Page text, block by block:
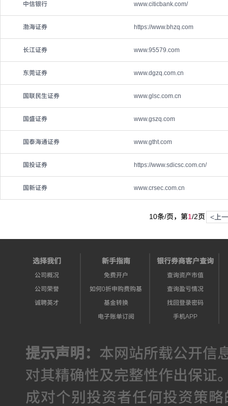
中信银行 www.citicbank.com/
渤海证券 https://www.bhzq.com
长江证券 www.95579.com
东莞证券 www.dgzq.com.cn
国联民生证券 www.glsc.com.cn
国盛证券 www.gszq.com
国泰海通证券 www.gtht.com
国投证券 https://www.sdicsc.com.cn/
国新证券 www.crsec.com.cn
10条/页，第1/2页 <上
选择我们
公司概况
公司荣誉
诚聘英才
新手指南
免费开户
如何0折申购费购基
基金转换
电子账单订阅
银行券商客户查询
查询资产市值
查询盈亏情况
找回登录密码
手机APP
提示声明： 本网站所载公开信
对其精确性及完整性作出保证
成对个别投资者任何投资策